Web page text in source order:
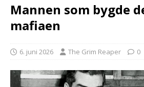
Mannen som bygde
mafiaen
6. juni 2026 The Grim Reaper 0